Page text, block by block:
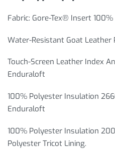
Fabric: Gore-Tex® Insert
Water-Resistant Goat Leather
Touch-Screen Leather Index
Enduraloft
100% Polyester Insulation
Enduraloft
100% Polyester Insulation
Polyester Tricot Lining.